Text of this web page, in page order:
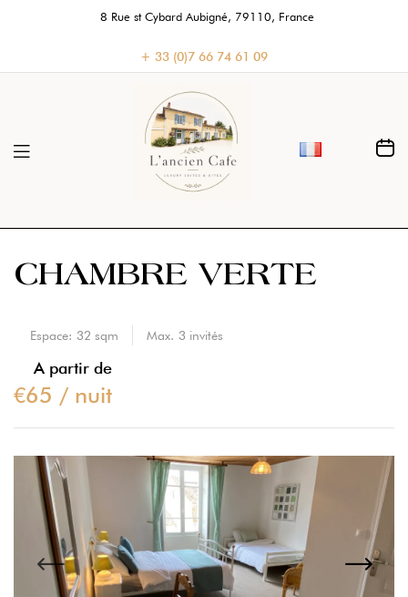
8 Rue st Cybard Aubigné, 79110, France
+ 33 (0)7 66 74 61 09
CHAMBRE VERTE
Espace: 32 sqm Max. 3 invités
A partir de
€65 / nuit